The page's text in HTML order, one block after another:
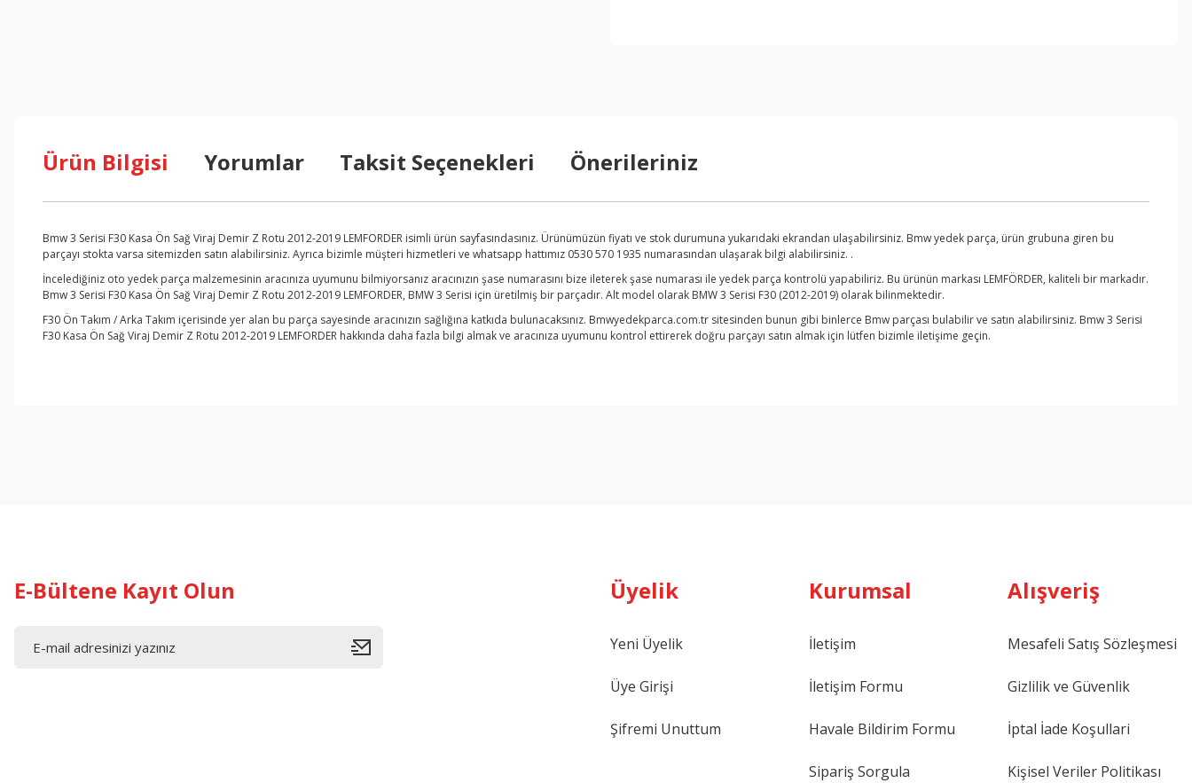
Ürün Bilgisi Yorumlar Taksit Seçenekleri Önerileriniz
Bmw 3 Serisi F30 Kasa Ön Sağ Viraj Demir Z Rotu 2012-2019 LEMFORDER isimli ürün sayfasındasınız. Ürünümüzün fiyatı ve stok durumuna yukarıdaki ekrandan ulaşabilirsiniz. Bmw yedek parça, ürün grubuna giren bu
parçayı stokta varsa sitemizden satın alabilirsiniz. Ayrıca bizimle müşteri hizmetleri ve whatsapp hattımız 0530 570 1935 numarasından ulaşarak bilgi alabilirsiniz. .
İncelediğiniz oto yedek parça malzemesinin aracınıza uyumunu bilmiyorsanız aracınızın şase numarasını bize ileterek şase numarası ile yedek parça kontrolü yapabiliriz. Bu ürünün markası LEMFÖRDER, kaliteli bir markadır.
Bmw 3 Serisi F30 Kasa Ön Sağ Viraj Demir Z Rotu 2012-2019 LEMFORDER, BMW 3 Serisi için üretilmiş bir parçadır. Alt model olarak BMW 3 Serisi F30 (2012-2019) olarak bilinmektedir.
F30 Ön Takım / Arka Takım içerisinde yer alan bu parça sayesinde aracınızın sağlığına katkıda bulunacaksınız. Bmwyedekparca.com.tr sitesinden bunun gibi binlerce Bmw parçası bulabilir ve satın alabilirsiniz. Bmw 3 Serisi
F30 Kasa Ön Sağ Viraj Demir Z Rotu 2012-2019 LEMFORDER hakkında daha fazla bilgi almak ve aracınıza uyumunu kontrol ettirerek doğru parçayı satın almak için lütfen bizimle iletişime geçin.
E-Bültene Kayıt Olun Üyelik
Yeni Üyelik
Üye Girişi
Şifremi Unuttum
Kurumsal
İletişim
İletişim Formu
Havale Bildirim Formu
Sipariş Sorgula
Alışveriş
Mesafeli Satış Sözleşmesi
Gizlilik ve Güvenlik
İptal İade Koşullari
Kişisel Veriler Politikası